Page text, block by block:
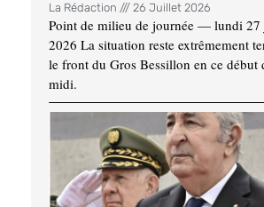
La Rédaction 26 Juillet 2026
Point de milieu de journée — lundi
2026 La situation reste extrêmement
le front du Gros Bessillon en ce début
midi.